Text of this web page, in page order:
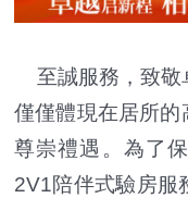
至誠服務，致敬
僅僅體現在居所
尊崇禮遇。為了
2V1陪伴式驗房服